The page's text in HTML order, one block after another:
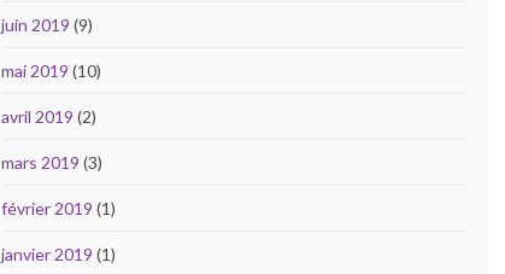
juin 2019 (9)
mai 2019 (10)
avril 2019 (2)
mars 2019 (3)
février 2019 (1)
janvier 2019 (1)